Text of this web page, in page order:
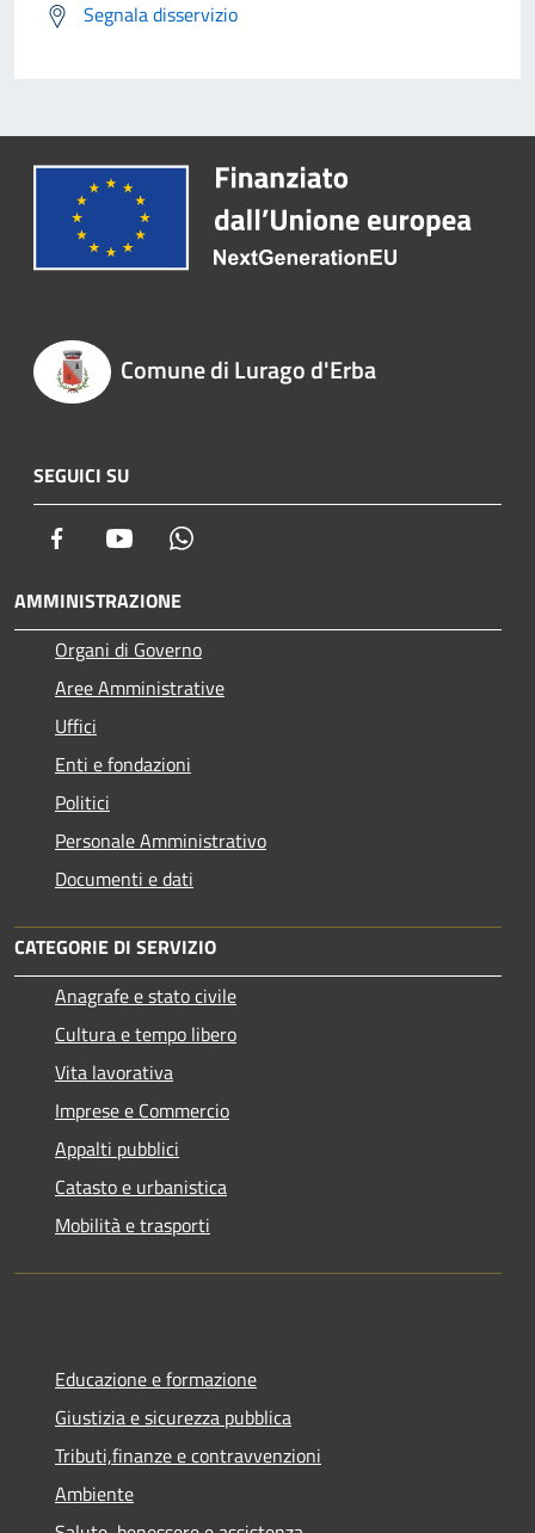
Segnala disservizio
Comune di Lurago d'Erba
SEGUICI SU
Facebook Youtube
AMMINISTRAZIONE
Organi di Governo
Aree Amministrative
Uffici
Enti e fondazioni
Politici
Personale Amministrativo
Documenti e dati
CATEGORIE DI SERVIZIO
Anagrafe e stato civile
Cultura e tempo libero
Vita lavorativa
Imprese e Commercio
Appalti pubblici
Catasto e urbanistica
Mobilità e trasporti
Educazione e formazione
Giustizia e sicurezza pubblica
Tributi,finanze e contravvenzioni
Ambiente